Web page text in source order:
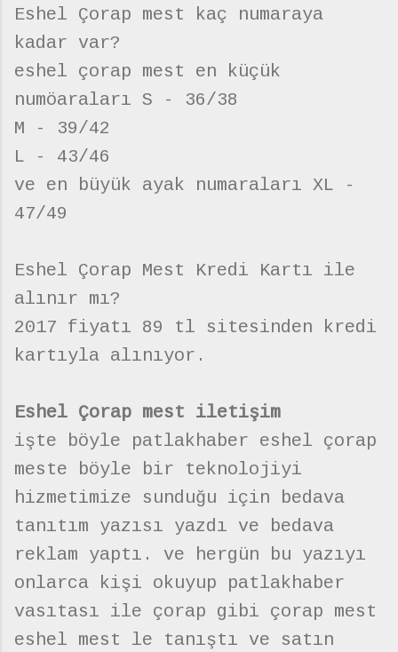
Eshel Çorap mest kaç numaraya
kadar var?
eshel çorap mest en küçük
numöaraları S - 36/38
M - 39/42
L - 43/46
ve en büyük ayak numaraları XL -
47/49
Eshel Çorap Mest Kredi Kartı ile
alınır mı?
2017 fiyatı 89 tl sitesinden kredi
kartıyla alınıyor.
Eshel Çorap mest iletişim
işte böyle patlakhaber eshel çorap
meste böyle bir teknolojiyi
hizmetimize sunduğu için bedava
tanıtım yazısı yazdı ve bedava
reklam yaptı. ve hergün bu yazıyı
onlarca kişi okuyup patlakhaber
vasıtası ile çorap gibi çorap mest
eshel mest le tanıştı ve satın